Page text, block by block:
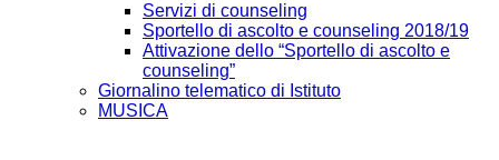
Servizi di counseling
Sportello di ascolto e counseling 2018/19
Attivazione dello “Sportello di ascolto e
counseling”
Giornalino telematico di Istituto
MUSICA